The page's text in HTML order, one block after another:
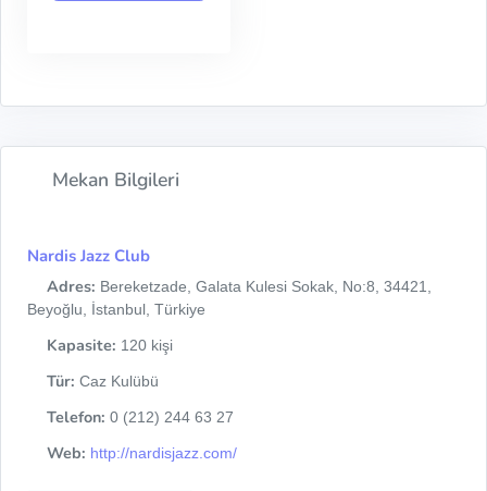
Mekan Bilgileri
Nardis Jazz Club
Adres: Bereketzade, Galata Kulesi Sokak, No:8, 34421,
Beyoğlu, İstanbul, Türkiye
Kapasite: 120 kişi
Tür: Caz Kulübü
Telefon: 0 (212) 244 63 27
Web: http://nardisjazz.com/